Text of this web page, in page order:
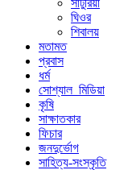
সাটুরিয়া
ঘিওর
শিবালয়
মতামত
প্রবাস
ধর্ম
সোশ্যাল_মিডিয়া
কৃষি
সাক্ষাতকার
ফিচার
জনদুর্ভোগ
সাহিত্য-সংস্কৃতি